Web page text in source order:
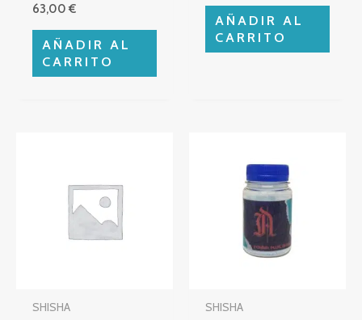
63,00€
AÑADIR AL
CARRITO
AÑADIR AL
CARRITO
SHISHA SHISHA